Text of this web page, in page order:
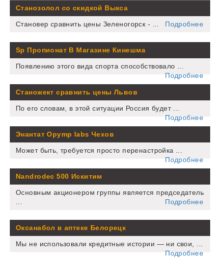
Станозолол со скидкой Выкса
Становер сравнить цены Зеленогорск - ... Подробнее
Sp Пропионат В Магазине Кинешма
Появлению этого вида спорта способствовало ...
Подробнее
Станожект сравнить цены Львов
По его словам, в этой ситуации Россия будет ...
Подробнее
Энантат Opymp labs Чехов
Может быть, требуется просто перенастройка ...
Подробнее
Nandrodec 500 Искитим
Основным акционером группы является председатель
...
Подробнее
Оксанабол в аптеке Белорецк
Мы не использовали кредитные истории — ни свои, ...
Подробнее